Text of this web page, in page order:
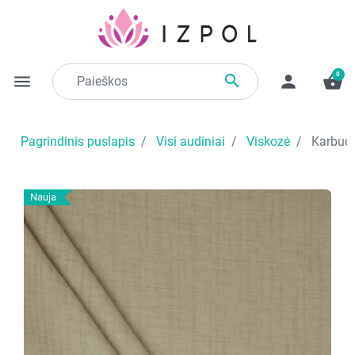
menu  person shopping_basket
0
Pagrindinis puslapis Visi audiniai Viskozė
Nauja